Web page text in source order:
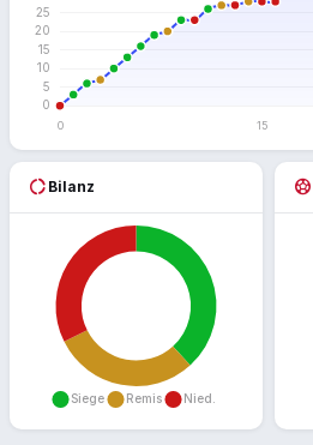
donut_large Bilanz sports_soccer